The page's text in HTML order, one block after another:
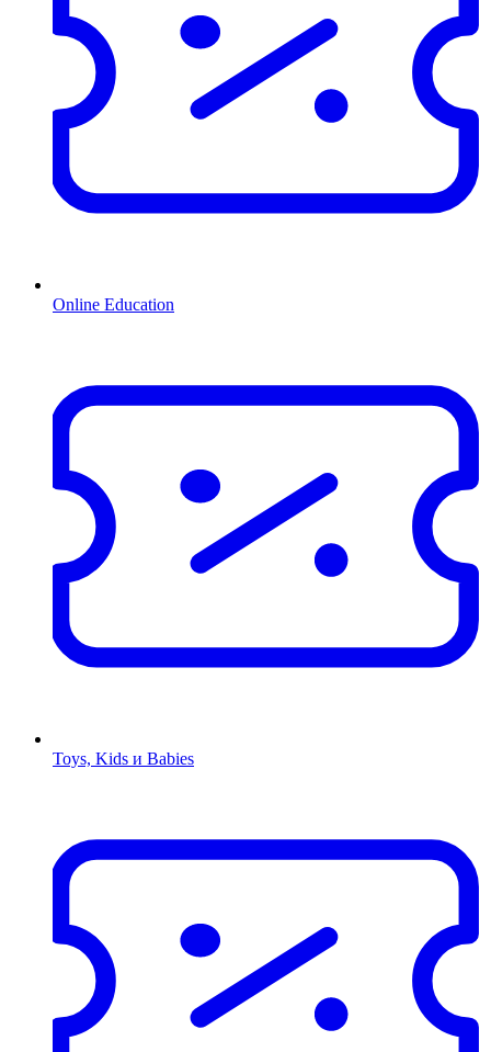
Online Education
Toys, Kids и Babies